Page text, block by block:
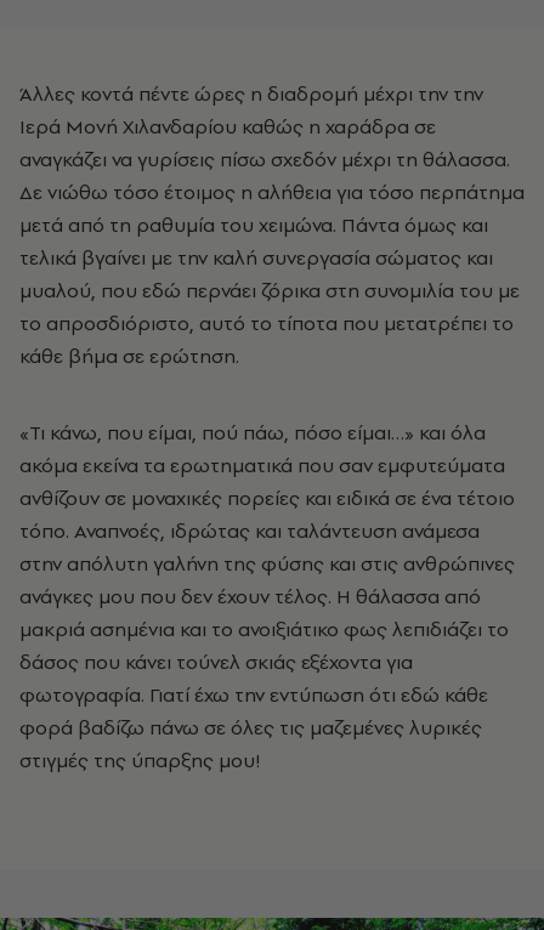
Άλλες κοντά πέντε ώρες η διαδρομή μέχρι την την
Ιερά Μονή Χιλανδαρίου καθώς η χαράδρα σε
αναγκάζει να γυρίσεις πίσω σχεδόν μέχρι τη θάλασσα.
Δε νιώθω τόσο έτοιμος η αλήθεια για τόσο περπάτημα
μετά από τη ραθυμία του χειμώνα. Πάντα όμως και
τελικά βγαίνει με την καλή συνεργασία σώματος και
μυαλού, που εδώ περνάει ζόρικα στη συνομιλία του με
το απροσδιόριστο, αυτό το τίποτα που μετατρέπει το
κάθε βήμα σε ερώτηση.
«Τι κάνω, που είμαι, πού πάω, πόσο είμαι…» και όλα
ακόμα εκείνα τα ερωτηματικά που σαν εμφυτεύματα
ανθίζουν σε μοναχικές πορείες και ειδικά σε ένα τέτοιο
τόπο. Αναπνοές, ιδρώτας και ταλάντευση ανάμεσα
στην απόλυτη γαλήνη της φύσης και στις ανθρώπινες
ανάγκες μου που δεν έχουν τέλος. Η θάλασσα από
μακριά ασημένια και το ανοιξιάτικο φως λεπιδιάζει το
δάσος που κάνει τούνελ σκιάς εξέχοντα για
φωτογραφία. Γιατί έχω την εντύπωση ότι εδώ κάθε
φορά βαδίζω πάνω σε όλες τις μαζεμένες λυρικές
στιγμές της ύπαρξης μου!